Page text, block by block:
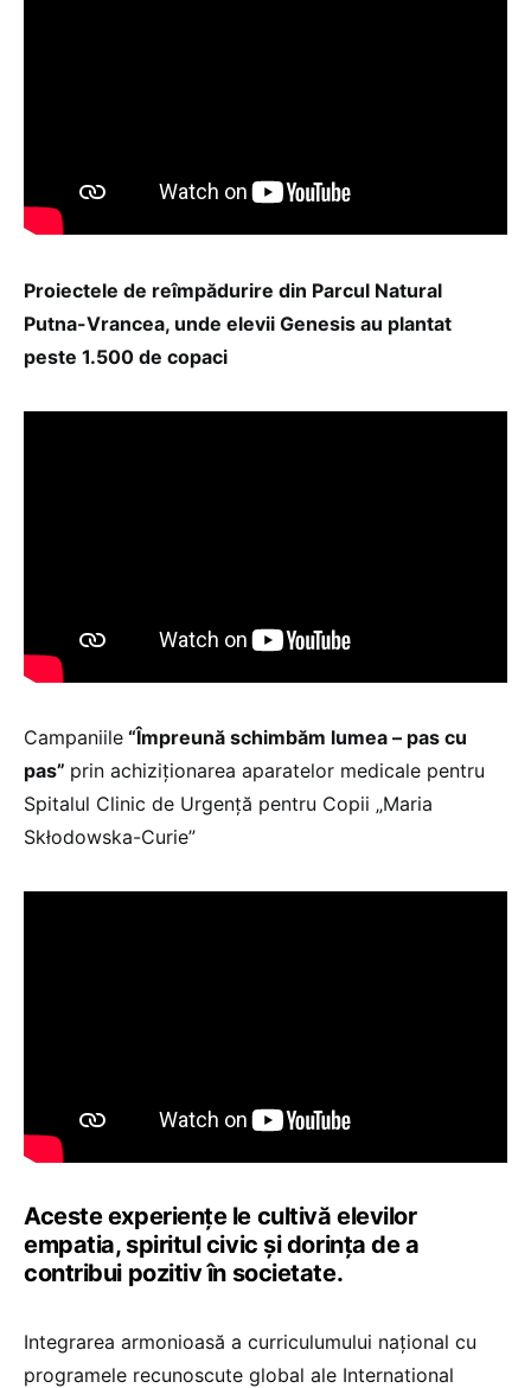
Proiectele de reîmpădurire din Parcul Natural
Putna-Vrancea, unde elevii Genesis au plantat
peste 1.500 de copaci
Campaniile “Împreună schimbăm lumea – pas cu
pas” prin achiziționarea aparatelor medicale pentru
Spitalul Clinic de Urgență pentru Copii „Maria
Skłodowska-Curie”
Aceste experiențe le cultivă elevilor
empatia, spiritul civic și dorința de a
contribui pozitiv în societate.
Integrarea armonioasă a curriculumului național cu
programele recunoscute global ale International